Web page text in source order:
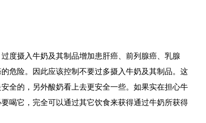
度摄入牛奶及其制品增加患肝癌、前列腺癌、乳腺
危险。因此应该控制不要过多摄入牛奶及其制品。这
全的，另外酸奶看上去更安全一些。如果实在担心牛
喝它，完全可以通过其它饮食来获得通过牛奶所获得